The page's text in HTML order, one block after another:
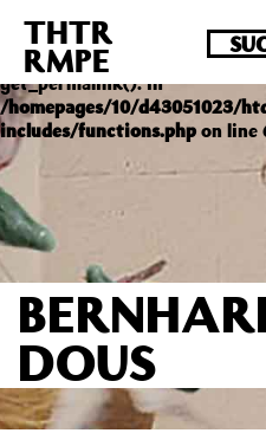
Deprecated : Die Funktion
Version 4.4.0 veraltet!
get_permalink(). in
/homepages/10/d43051023/
includes/functions.phpon line
THTR
RMPE
DOUS